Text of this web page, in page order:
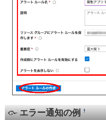
エラー通知の例†